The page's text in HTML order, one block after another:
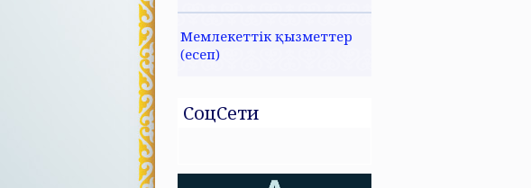
Мемлекеттік қызметтер
(есеп)
СоцСети